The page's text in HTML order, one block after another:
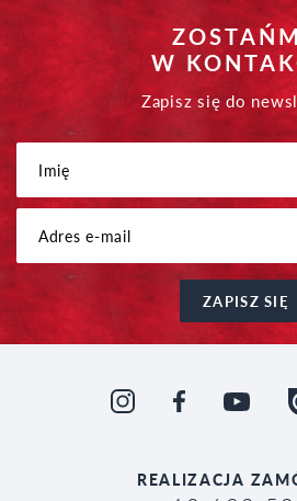
W
Zapisz się do
ZAPISZ SIĘ
REALIZACJA